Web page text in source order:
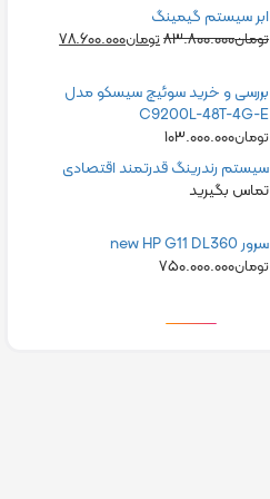
ابر سیستم گیمینگ
تومان۸۳.۸۰۰.۰۰۰تومان۷۸.۶۰۰.۰۰۰
بررسی و خرید سوئیچ سیسکو مدل
C9200L-48T-4G-E
تومان۱۰۳.۰۰۰.۰۰۰
سیستم رندرینگ قدرتمند اقتصادی
تماس بگیرید
سرور new HP G11 DL360
تومان۷۵۰.۰۰۰.۰۰۰